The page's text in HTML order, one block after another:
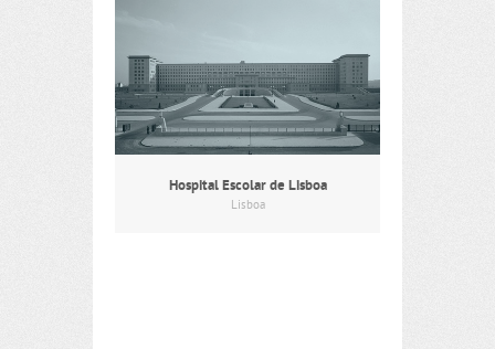
Hospital Escolar de Lisboa
Lisboa